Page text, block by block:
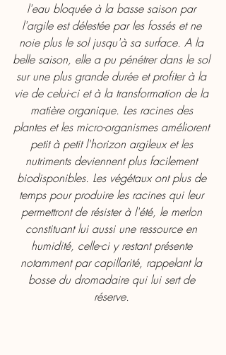
l'eau bloquée à la basse saison par
l'argile est délestée par les fossés et ne
noie plus le sol jusqu'à sa surface. A la
belle saison, elle a pu pénétrer dans le sol
sur une plus grande durée et profiter à la
vie de celui-ci et à la transformation de la
matière organique. Les racines des
plantes et les micro-organismes améliorent
petit à petit l'horizon argileux et les
nutriments deviennent plus facilement
biodisponibles. Les végétaux ont plus de
temps pour produire les racines qui leur
permettront de résister à l'été, le merlon
constituant lui aussi une ressource en
humidité, celle-ci y restant présente
notamment par capillarité, rappelant la
bosse du dromadaire qui lui sert de
réserve.